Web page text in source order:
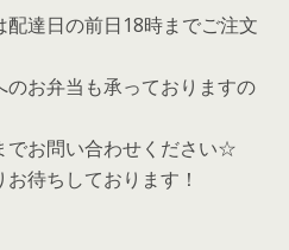
達日の前日18時までご注文
お弁当も承っておりますの
でお問い合わせください☆
待ちしております！